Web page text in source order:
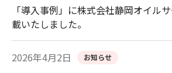
「導入事例」に株式会社静岡オイル
載いたしました。
2026年4月2日 お知らせ